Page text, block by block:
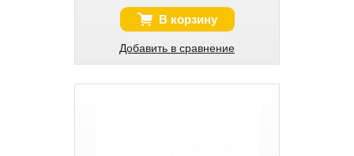
В корзину
Добавить в сравнение